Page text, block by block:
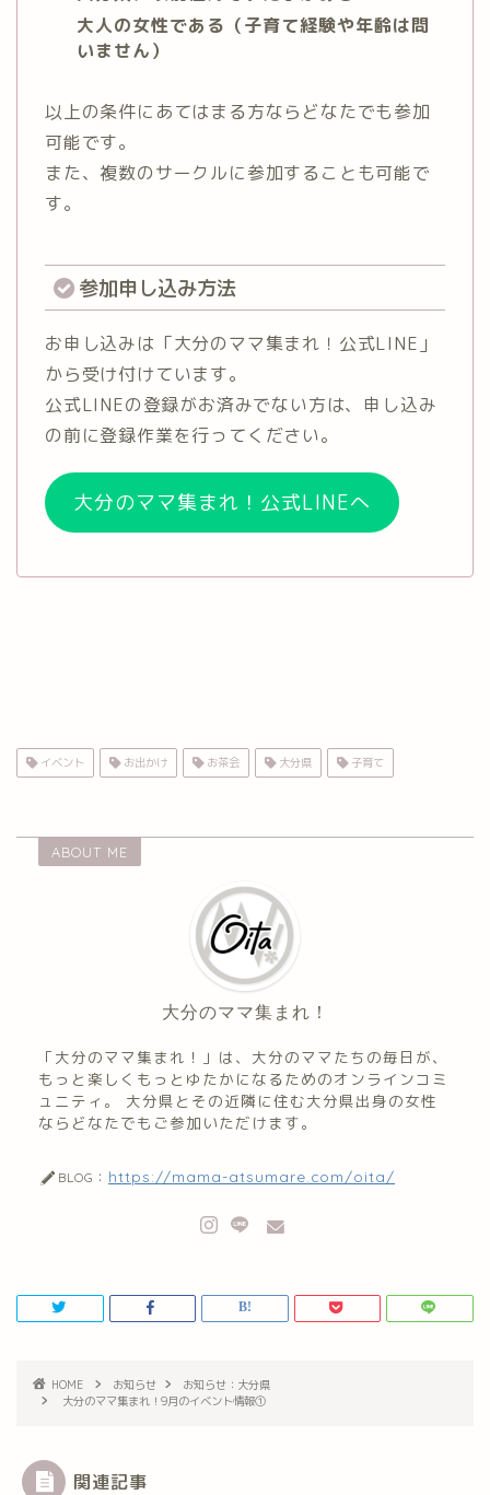
大人の女性である（子育て経験や年齢は問
いません）
以上の条件にあてはまる方ならどなたでも参加
可能です。
また、複数のサークルに参加することも可能で
す。
参加申し込み方法
お申し込みは「大分のママ集まれ！公式LINE」
から受け付けています。
公式LINEの登録がお済みでない方は、申し込み
の前に登録作業を行ってください。
大分のママ集まれ！公式LINEへ
イベント お出かけ お茶会 大分県 子育て
ABOUT ME
大分のママ集まれ！
「大分のママ集まれ！」は、大分のママたちの毎日が、
もっと楽しくもっとゆたかになるためのオンラインコミ
ュニティ。 大分県とその近隣に住む大分県出身の女性
ならどなたでもご参加いただけます。
BLOG： https://mama-atsumare.com/oita/
HOME お知らせ
お知らせ：大分県
大分のママ集まれ！9月のイベント情報①
関連記事